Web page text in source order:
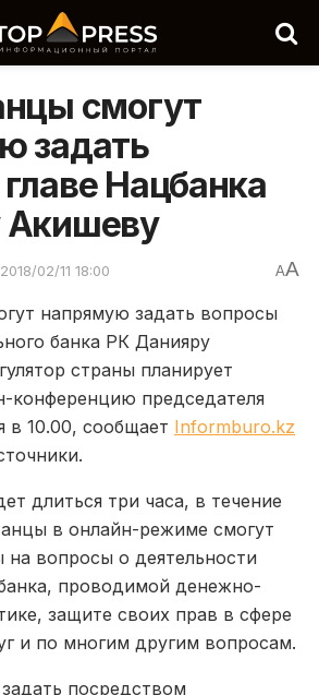
смогут
задать
Нацбанка
Акишеву
2018/02/11 18:00 AA
напрямую задать вопросы
банка РК Данияру
страны планирует
конференцию председателя
в 10.00, сообщает Informburo.kz
длиться три часа, в течение
в онлайн-режиме смогут
на вопросы о деятельности
проводимой денежно-
защите своих прав в сфере
и по многим другим вопросам.
посредством